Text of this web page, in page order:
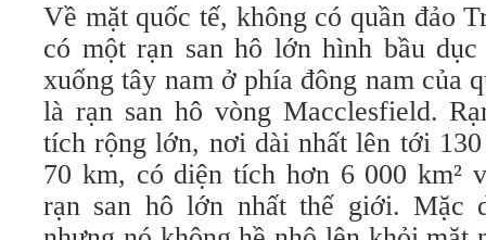
Về mặt quốc tế, không có quần đảo
có một rạn san hô lớn hình bầu
xuống tây nam ở phía đông nam của
là rạn san hô vòng Macclesfield.
tích rộng lớn, nơi dài nhất lên tới
70 km, có diện tích hơn 6 000 km²
rạn san hô lớn nhất thế giới. Mặc